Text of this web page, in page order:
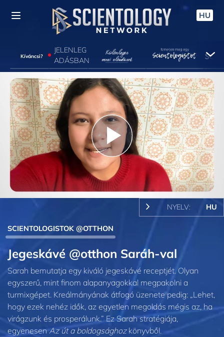
HU
Kíváncsi?
JELENLEG
ADÁSBAN
Play
Video
NYELV: HU
SCIENTOLOGISTOK @OTTHON
Jegeskávé @otthon Saráh‑val
Sarah bemutatja egy kiváló jegeskávé receptjét. Olyan
egyszerű, mint finom alapanyagokkal megpakolni a
turmixgépet. Kreálmányának átfogó üzenete pedig: „Lehet,
hogy ezek nehéz idők, az egyetlen megoldás mégis az, ha
virágzunk és prosperálunk.” Ez Sarah stratégiája,
egyenesenAz út a boldogsághozkönyvből.